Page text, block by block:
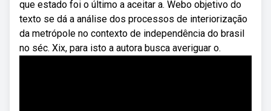
que estado foi o último a aceitar a. Webo objetivo do
texto se dá a análise dos processos de interiorização
da metrópole no contexto de independência do brasil
no séc. Xix, para isto a autora busca averiguar o.